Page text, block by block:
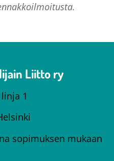
Liitto ry
1
sopimuksen mukaan